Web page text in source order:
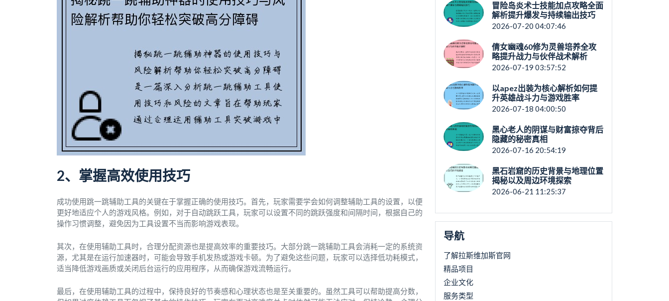
2、掌握高效使用技巧
成功使用跳一跳辅助工具的关键在于掌握正确的使用技巧。首先，玩家需要学会如何调整辅助工具的设置，以便
更好地适应个人的游戏风格。例如，对于自动跳跃工具，玩家可以设置不同的跳跃强度和间隔时间，根据自己的
操作习惯调整，避免因为工具设置不当而影响游戏表现。
其次，在使用辅助工具时，合理分配资源也是提高效率的重要技巧。大部分跳一跳辅助工具会消耗一定的系统资
源，尤其是在运行加速器时，可能会导致手机发热或游戏卡顿。为了避免这些问题，玩家可以选择低功耗模式，
适当降低游戏画质或关闭后台运行的应用程序，从而确保游戏流畅运行。
最后，在使用辅助工具的过程中，保持良好的节奏感和心理状态也是至关重要的。虽然工具可以帮助提高分数，
冒险岛炎术士技能加点攻略全面
解析提升爆发与持续输出技巧
2026-07-20 04:07:46
倩女幽魂60修为灵兽培养全攻
略提升战力与伙伴战术解析
2026-07-19 03:57:52
以apez出装为核心解析如何提
升英雄战斗力与游戏胜率
2026-07-18 04:00:50
黑心老人的阴谋与财富掠夺背后
隐藏的秘密真相
2026-07-16 20:54:19
黑石岩窟的历史背景与地理位置
揭秘以及周边环境探索
2026-06-21 11:25:37
导航
了解拉斯维加斯官网
精品项目
企业文化
服务类型